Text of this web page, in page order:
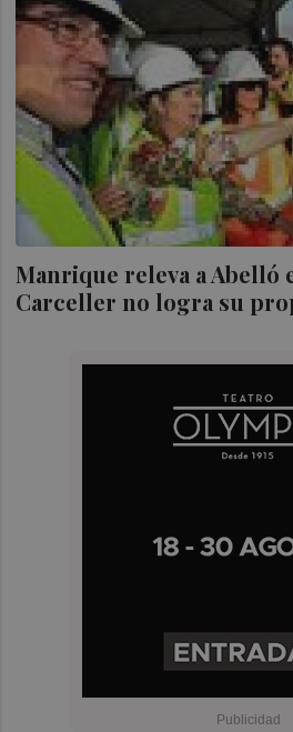
Manrique releva a Abelló
Carceller no logra su